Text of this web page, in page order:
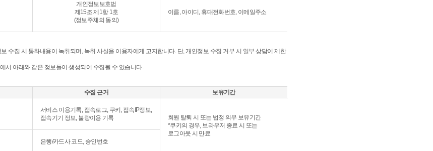
개인정보보호법
제15조 제1항 1호
(정보주체의 동의)
이름, 아이디, 휴대전화번호, 이메일주소
수집 시 통화내용이 녹취되며, 녹취 사실을 이용자에게 고지합니다. 단, 개인정보 수집 거부 시 일부 상담이 제한
서 아래와 같은 정보들이 생성되어 수집될 수 있습니다.
수집 근거 보유기간
서비스 이용기록, 접속로그, 쿠키, 접속IP정보,
접속기기 정보, 불량이용 기록
회원 탈퇴 시 또는 법정 의무 보유기간
*쿠키의 경우, 브라우저 종료 시 또는
로그아웃 시 만료
은행/카드사 코드, 승인번호